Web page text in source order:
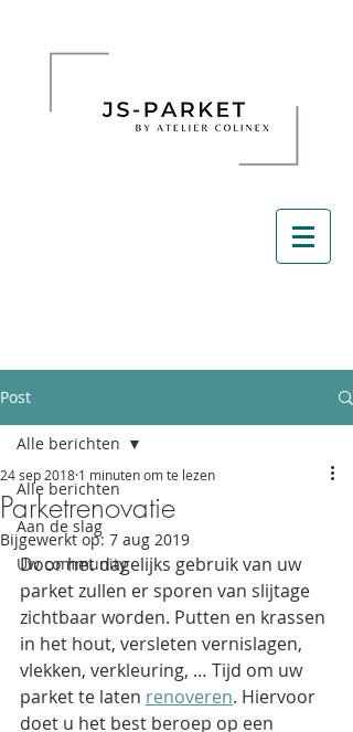
Post
Alle berichten
Aan de slag
Uw community
Alle berichten
Parketrenovatie
24 sep 2018 1 minuten om te lezen
Bijgewerkt op: 7 aug 2019
Door het dagelijks gebruik van uw
parket zullen er sporen van slijtage
zichtbaar worden. Putten en krassen
in het hout, versleten vernislagen,
vlekken, verkleuring, … Tijd om uw
parket te laten renoveren. Hiervoor
doet u het best beroep op een